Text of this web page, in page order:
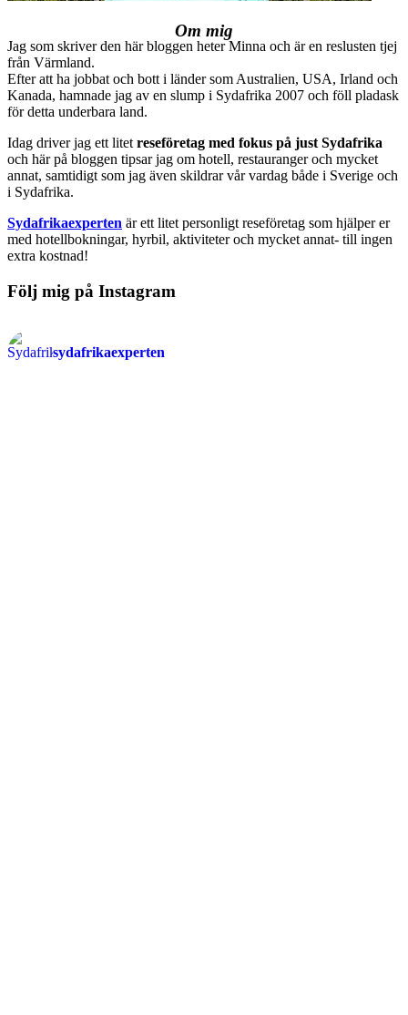
Om mig
Jag som skriver den här bloggen heter Minna och är en reslusten tjej
från Värmland.
Efter att ha jobbat och bott i länder som Australien, USA, Irland och
Kanada, hamnade jag av en slump i Sydafrika 2007 och föll pladask
för detta underbara land.
Idag driver jag ett litet reseföretag med fokus på just Sydafrika
och här på bloggen tipsar jag om hotell, restauranger och mycket
annat, samtidigt som jag även skildrar vår vardag både i Sverige och
i Sydafrika.
Sydafrikaexperten är ett litet personligt reseföretag som hjälper er
med hotellbokningar, hyrbil, aktiviteter och mycket annat- till ingen
extra kostnad!
Följ mig på Instagram
sydafrikaexperten